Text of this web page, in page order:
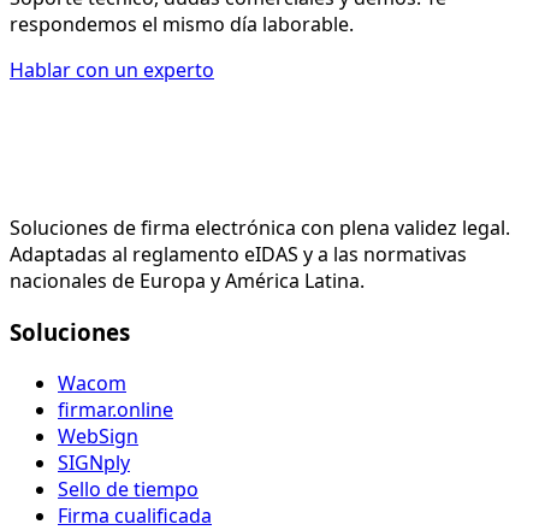
respondemos el mismo día laborable.
Hablar con un experto
Soluciones de firma electrónica con plena validez legal.
Adaptadas al reglamento eIDAS y a las normativas
nacionales de Europa y América Latina.
Soluciones
Wacom
firmar.online
WebSign
SIGNply
Sello de tiempo
Firma cualificada